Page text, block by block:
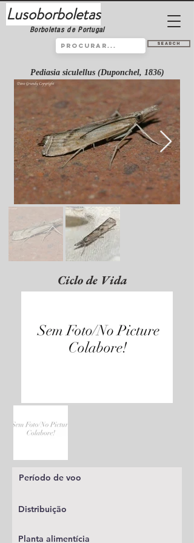
Lusoborboletas
Borboletas de Portugal
Search
Pediasia siculellus (Duponchel, 1836)
Ciclo de Vida
Período de voo
Distribuição
Planta alimentícia